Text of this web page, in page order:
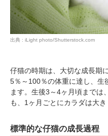
出典 : iLight photo/Shutterstock.com
仔猫の時期は、大切な成長期
5％～100％の体重に達し、生
ます。生後3～4ヶ月頃までは
も、1ヶ月ごとにカラダは大き
標準的な仔猫の成長過程